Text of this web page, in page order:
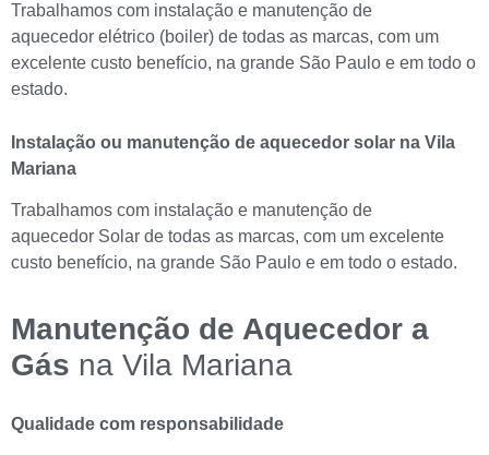
Trabalhamos com instalação e manutenção de
aquecedor elétrico (boiler) de todas as marcas, com um
excelente custo benefício, na grande São Paulo e em todo o
estado.
Instalação ou manutenção de aquecedor solar na Vila
Mariana
Trabalhamos com instalação e manutenção de
aquecedor Solar de todas as marcas, com um excelente
custo benefício, na grande São Paulo e em todo o estado.
Manutenção de Aquecedor a
Gás na Vila Mariana
Qualidade com responsabilidade